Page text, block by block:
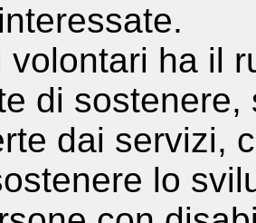
volontari ha il
di
dai servizi,
lo